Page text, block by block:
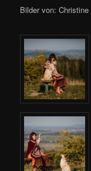
Bilder von: Christine